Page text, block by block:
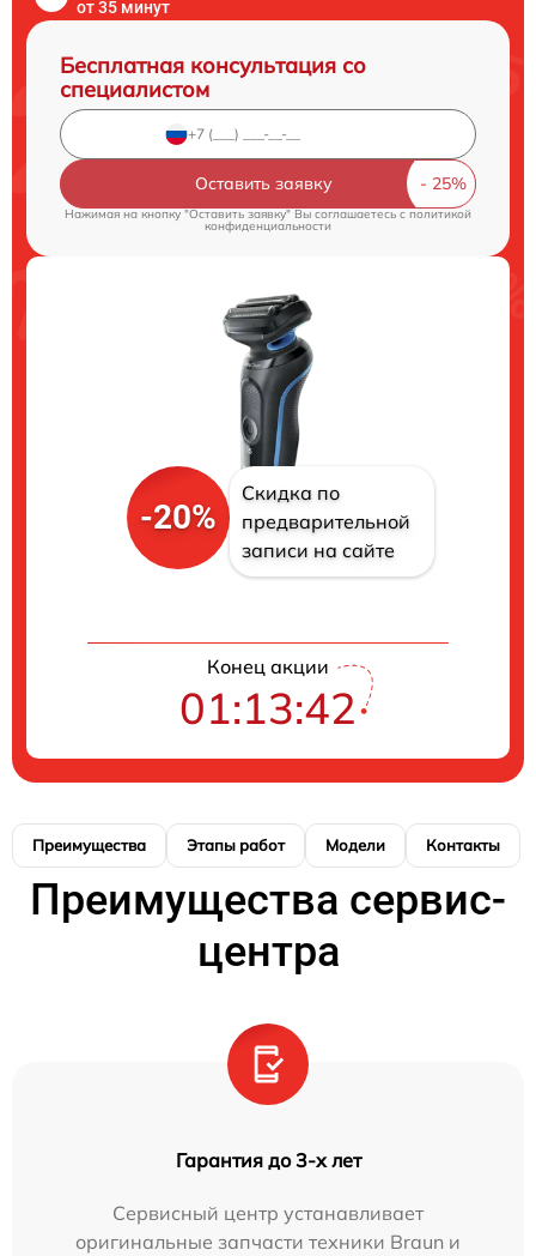
от 35 минут
Бесплатная консультация со
специалистом
Оставить заявку
Нажимая на кнопку "Оставить заявку" Вы соглашаетесь cполитикой
конфиденциальности
-20%
Скидка по
предварительной
записи на сайте
Конец акции
01:13:41
Преимущества Этапы работ Модели Контакты
Преимущества сервис-
центра
Гарантия до 3-х лет
Сервисный центр устанавливает
оригинальные запчасти техники Braun и